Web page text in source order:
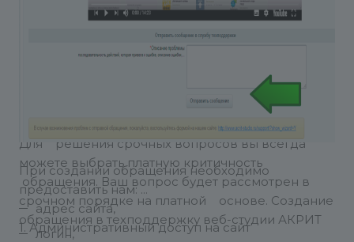
Режим работы техподдержки веб-студии
Понедельник-пятница с10:00 — 17:00 по
московскому времени.
Время реакции на обращение
Гарантированный бесплатный SLA мы
заявляем в течение 5 рабочих дней.
Для решения срочных вопросов вы всегда
можете выбрать платную критичность
обращения. Ваш вопрос будет рассмотрен в
срочном порядке на платной основе. Создание
обращения в техподдержку веб-студии АКРИТ
При создании обращения необходимо
предоставить нам:
1. Административный доступ на сайт
адрес сайта,
логин,